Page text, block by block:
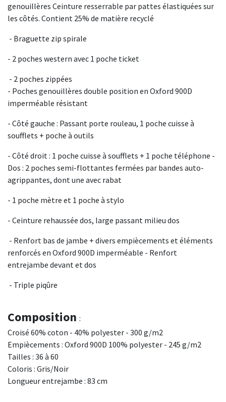
genouillères Ceinture resserrable par pattes élastiquées sur
les côtés. Contient 25% de matière recyclé
- Braguette zip spirale
- 2 poches western avec 1 poche ticket
- 2 poches zippées
- Poches genouillères double position en Oxford 900D
imperméable résistant
- Côté gauche : Passant porte rouleau, 1 poche cuisse à
soufflets + poche à outils
- Côté droit : 1 poche cuisse à soufflets + 1 poche téléphone -
Dos : 2 poches semi-flottantes fermées par bandes auto-
agrippantes, dont une avec rabat
- 1 poche mètre et 1 poche à stylo
- Ceinture rehaussée dos, large passant milieu dos
- Renfort bas de jambe + divers empiècements et éléments
renforcés en Oxford 900D imperméable - Renfort
entrejambe devant et dos
- Triple piqûre
Composition :
Croisé 60% coton - 40% polyester - 300 g/m2
Empiècements : Oxford 900D 100% polyester - 245 g/m2
Tailles : 36 à 60
Coloris : Gris/Noir
Longueur entrejambe : 83 cm